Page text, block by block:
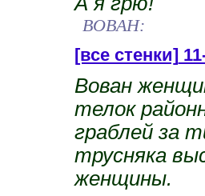
BOBAH:
[все стенки]
Вован
телок
граблей за
трусняка
женщины.